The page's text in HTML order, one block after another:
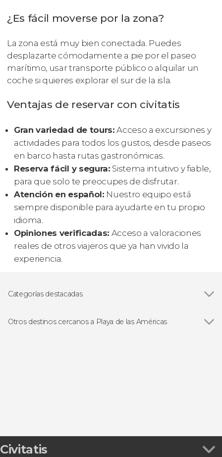
¿Es fácil moverse por la zona?
La zona está muy bien conectada. Puedes
desplazarte cómodamente a pie por el paseo
marítimo, usar transporte público o alquilar un
coche si quieres explorar el sur de la isla.
Ventajas de reservar con civitatis
Gran variedad de tours: Acceso a excursiones y
actividades para todos los gustos, desde paseos
en barco hasta rutas gastronómicas.
Reserva fácil y segura: Sistema intuitivo y fiable,
para que solo te preocupes de disfrutar.
Atención en español: Nuestro equipo está
siempre disponible para ayudarte en tu propio
idioma.
Opiniones verificadas: Acceso a valoraciones
reales de otros viajeros que ya han vivido la
experiencia.
Categorías destacadas
Gastronomía y enoturismo
Otros destinos cercanos a Playa de las Américas
Civitatis